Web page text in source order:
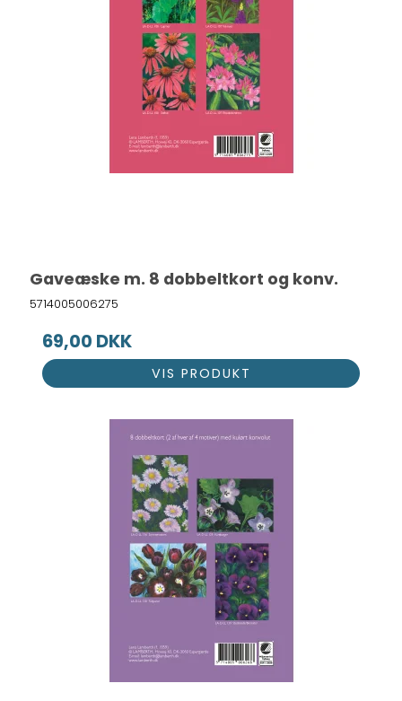
Gaveæske m. 8 dobbeltkort og konv.
5714005006275
69,00 DKK
VIS PRODUKT